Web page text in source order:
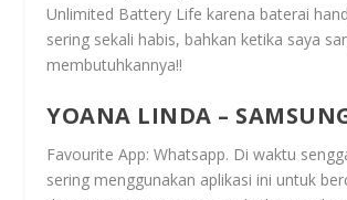
Unlimited Battery Life karena baterai
sering sekali habis, bahkan ketika saya
membutuhkannya!!
YOANA LINDA –
Favourite App: Whatsapp. Di waktu
sering menggunakan aplikasi ini untuk